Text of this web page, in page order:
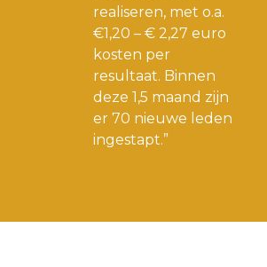
realiseren, met o.a.
€1,20 – € 2,27 euro
kosten per
resultaat. Binnen
deze 1,5 maand zijn
er 70 nieuwe leden
ingestapt.”